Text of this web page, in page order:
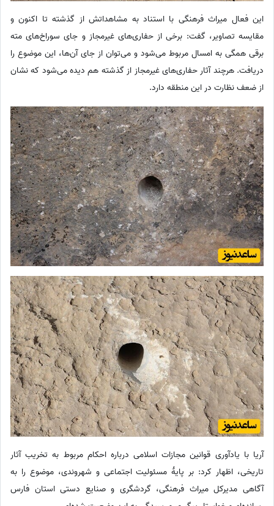
این فعال میراث فرهنگی با استناد به مشاهداتش از گذشته تا اکنون و
مقایسه تصاویر، گفت: برخی از حفاری‌های غیرمجاز و جای سوراخ‌های مته
برقی همگی به امسال مربوط می‌شود و می‌توان از جای آن‌ها، این موضوع را
دریافت. هرچند آثار حفاری‌های غیرمجاز از گذشته هم دیده می‌شود که نشان
از ضعف نظارت در این منطقه دارد.
آریا با یادآوری قوانین مجازات اسلامی درباره احکام مربوط به تخریب آثار
تاریخی، اظهار کرد: بر پایۀ مسئولیت اجتماعی و شهروندی، موضوع را به
آگاهی مدیرکل میراث فرهنگی، گردشگری و صنایع دستی استان فارس